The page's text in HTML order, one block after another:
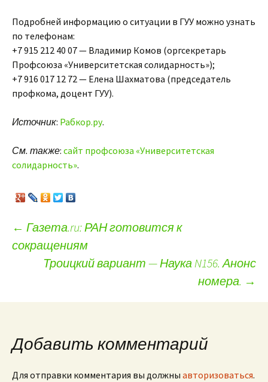
Подробней информацию о ситуации в ГУУ можно узнать
по телефонам:
+7 915 212 40 07 — Владимир Комов (оргсекретарь
Профсоюза «Университетская солидарность»);
+7 916 017 12 72 — Елена Шахматова (председатель
профкома, доцент ГУУ).
Источник: Рабкор.ру.
См. также: сайт профсоюза «Университетская
солидарность».
Навигация по записям
← Газета.ru: РАН готовится к
сокращениям
Троицкий вариант — Наука N156. Анонс
номера. →
Добавить комментарий
Для отправки комментария вы должны авторизоваться.